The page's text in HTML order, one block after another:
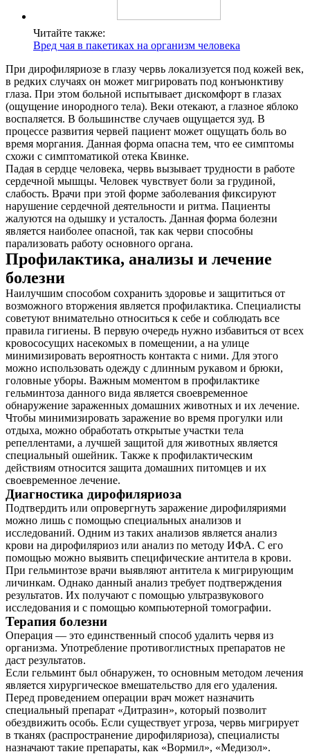
Читайте также:
Вред чая в пакетиках на организм человека
При дирофиляриозе в глазу червь локализуется под кожей век,
в редких случаях он может мигрировать под конъюнктиву
глаза. При этом больной испытывает дискомфорт в глазах
(ощущение инородного тела). Веки отекают, а глазное яблоко
воспаляется. В большинстве случаев ощущается зуд. В
процессе развития червей пациент может ощущать боль во
время моргания. Данная форма опасна тем, что ее симптомы
схожи с симптоматикой отека Квинке.
Падая в сердце человека, червь вызывает трудности в работе
сердечной мышцы. Человек чувствует боли за грудиной,
слабость. Врачи при этой форме заболевания фиксируют
нарушение сердечной деятельности и ритма. Пациенты
жалуются на одышку и усталость. Данная форма болезни
является наиболее опасной, так как черви способны
парализовать работу основного органа.
Профилактика, анализы и лечение
болезни
Наилучшим способом сохранить здоровье и защититься от
возможного вторжения является профилактика. Специалисты
советуют внимательно относиться к себе и соблюдать все
правила гигиены. В первую очередь нужно избавиться от всех
кровососущих насекомых в помещении, а на улице
минимизировать вероятность контакта с ними. Для этого
можно использовать одежду с длинным рукавом и брюки,
головные уборы. Важным моментом в профилактике
гельминтоза данного вида является своевременное
обнаружение зараженных домашних животных и их лечение.
Чтобы минимизировать заражение во время прогулки или
отдыха, можно обработать открытые участки тела
репеллентами, а лучшей защитой для животных является
специальный ошейник. Также к профилактическим
действиям относится защита домашних питомцев и их
своевременное лечение.
Диагностика дирофиляриоза
Подтвердить или опровергнуть заражение дирофиляриями
можно лишь с помощью специальных анализов и
исследований. Одним из таких анализов является анализ
крови на дирофиляриоз или анализ по методу ИФА. С его
помощью можно выявить специфические антитела в крови.
При гельминтозе врачи выявляют антитела к мигрирующим
личинкам. Однако данный анализ требует подтверждения
результатов. Их получают с помощью ультразвукового
исследования и с помощью компьютерной томографии.
Терапия болезни
Операция — это единственный способ удалить червя из
организма. Употребление противоглистных препаратов не
даст результатов.
Если гельминт был обнаружен, то основным методом лечения
является хирургическое вмешательство для его удаления.
Перед проведением операции врач может назначить
специальный препарат «Дитразин», который позволит
обездвижить особь. Если существует угроза, червь мигрирует
в тканях (распространение дирофиляриоза), специалисты
назначают такие препараты, как «Вормил», «Медизол».